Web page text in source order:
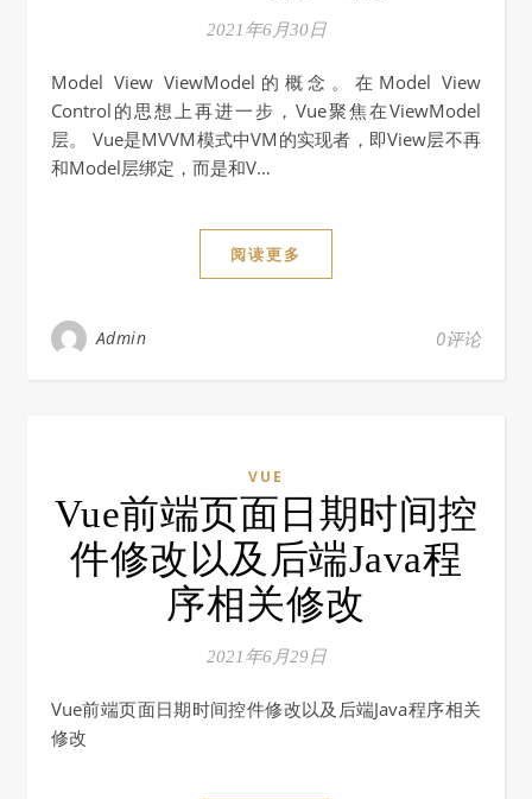
2021年6月30日
Model View ViewModel的概念。在Model View
Control的思想上再进一步，Vue聚焦在ViewModel
层。 Vue是MVVM模式中VM的实现者，即View层不再
和Model层绑定，而是和V…
阅读更多
Admin 0评论
VUE
Vue前端页面日期时间控
件修改以及后端Java程
序相关修改
2021年6月29日
Vue前端页面日期时间控件修改以及后端Java程序相关
修改